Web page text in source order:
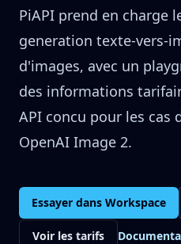
PiAPI prend en charge
generation texte-vers-
d'images, avec un
des informations
API concu pour les cas
OpenAI Image 2.
Essayer dans Workspace
Voir les tarifs